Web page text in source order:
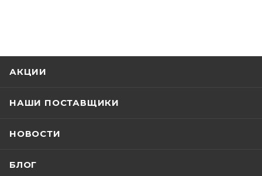
АКЦИИ
НАШИ ПОСТАВЩИКИ
НОВОСТИ
БЛОГ